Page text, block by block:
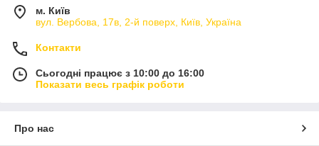
м. Київ
вул. Вербова, 17в, 2-й поверх, Київ, Україна
Контакти
Сьогодні працює з 10:00 до 16:00
Показати весь графік роботи
Про нас